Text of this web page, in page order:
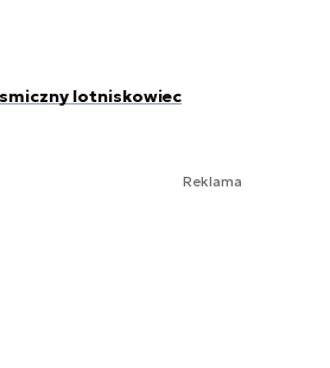
lotniskowiec
Reklama